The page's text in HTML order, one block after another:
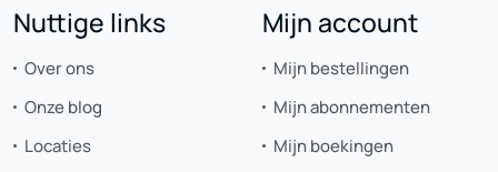
Nuttige links
Over ons
Onze blog
Locaties
Mijn account
Mijn bestellingen
Mijn abonnementen
Mijn boekingen